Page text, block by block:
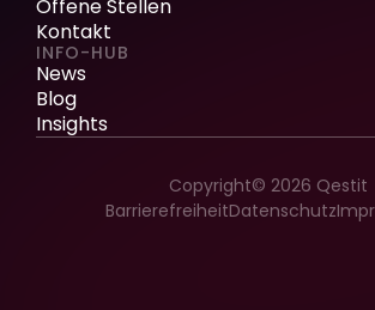
Offene Stellen
Kontakt
INFO-HUB
News
Blog
Insights
Copyright© 2026 Qestit
BarrierefreiheitDatenschutz